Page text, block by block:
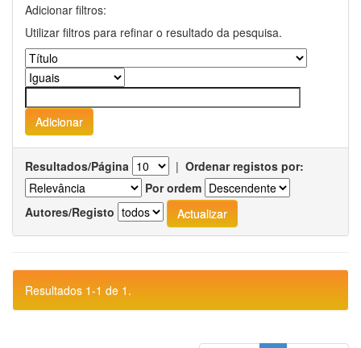
Adicionar filtros:
Utilizar filtros para refinar o resultado da pesquisa.
Resultados/Página | Ordenar registos por:
Por ordem
Autores/Registo
Resultados 1-1 de 1.